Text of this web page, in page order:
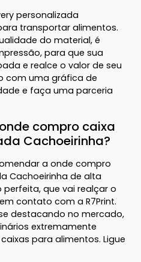
personalizada
transportar alimentos.
do material, é
para que sua
e realce o valor de seu
com uma gráfica de
e faça uma parceria
compro caixa
Cachoeirinha?
a onde compro
Cachoeirinha de alta
que vai realçar o
contato com a R7Print.
se destacando no mercado,
extremamente
para alimentos. Ligue